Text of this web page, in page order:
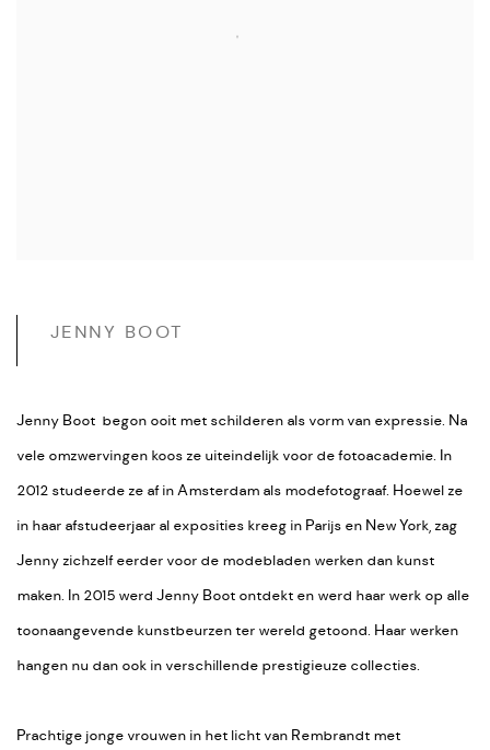
JENNY BOOT
Jenny Boot begon ooit met schilderen als vorm van expressie. Na
vele omzwervingen koos ze uiteindelijk voor de fotoacademie. In
2012 studeerde ze af in Amsterdam als modefotograaf. Hoewel ze
in haar afstudeerjaar al exposities kreeg in Parijs en New York, zag
Jenny zichzelf eerder voor de modebladen werken dan kunst
maken. In 2015 werd Jenny Boot ontdekt en werd haar werk op alle
toonaangevende kunstbeurzen ter wereld getoond. Haar werken
hangen nu dan ook in verschillende prestigieuze collecties.
Prachtige jonge vrouwen in het licht van Rembrandt met